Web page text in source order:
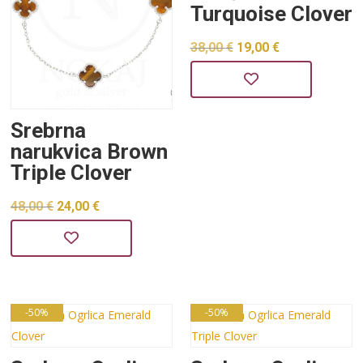
Srebrna
narukvica Brown
Triple Clover
48,00€ Izvorna
cijena
bila
48,00 €.
24,00€
je:
Turquoise Clover
38,00€ Izvorna
cijena
bila
19,00 €
je:
-50% -50%